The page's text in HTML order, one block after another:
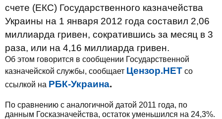
счете (ЕКС) Государственного казначейства
Украины на 1 января 2012 года составил 2,06
миллиарда гривен, сократившись за месяц в 3
раза, или на 4,16 миллиарда гривен.
Об этом говорится в сообщении Государственной
казначейской службы, сообщает Цензор.НЕТ со
ссылкой на РБК-Украина.
По сравнению с аналогичной датой 2011 года, по
данным Госказначейства, остаток уменьшился на 24,3%.